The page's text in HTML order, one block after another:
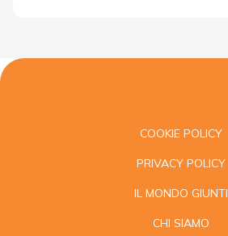
COOKIE POLICY
PRIVACY POLICY
IL MONDO GIUNTI
CHI SIAMO